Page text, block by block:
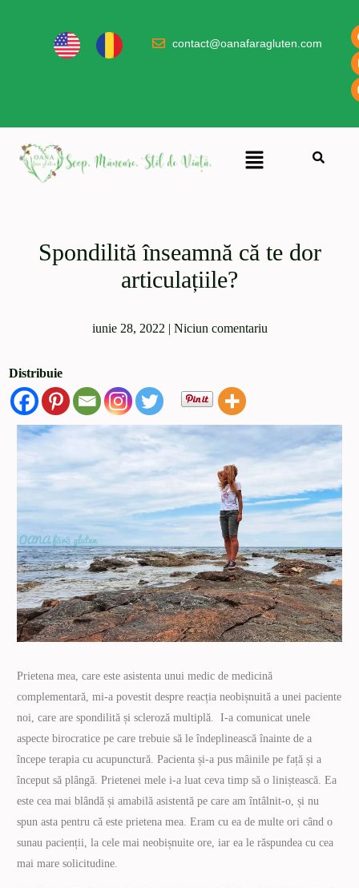
contact@oanafaragluten.com
Spondilită înseamnă că te dor
articulațiile?
iunie 28, 2022 | Niciun comentariu
Distribuie
Prietena mea, care este asistenta unui medic de medicină
complementară, mi-a povestit despre reacția neobișnuită a unei paciente
noi, care are spondilită și scleroză multiplă. I-a comunicat unele
aspecte birocratice pe care trebuie să le îndeplinească înainte de a
începe terapia cu acupunctură. Pacienta și-a pus mâinile pe față și a
început să plângă. Prietenei mele i-a luat ceva timp să o liniștească. Ea
este cea mai blândă și amabilă asistentă pe care am întâlnit-o, și nu
spun asta pentru că este prietena mea. Eram cu ea de multe ori când o
sunau pacienții, la cele mai neobișnuite ore, iar ea le răspundea cu cea
mai mare solicitudine.